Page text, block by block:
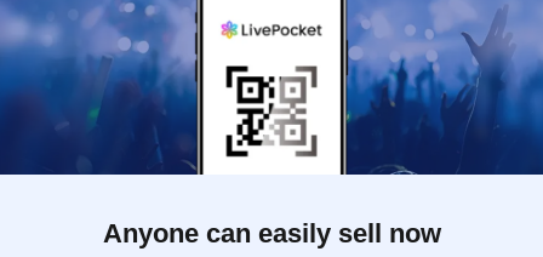
Anyone can easily sell now